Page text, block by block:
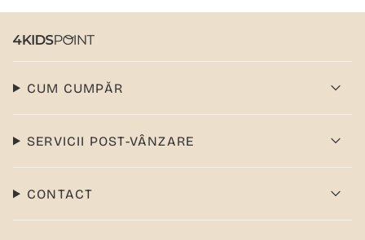
CUM CUMPĂR
SERVICII POST-VÂNZARE
CONTACT